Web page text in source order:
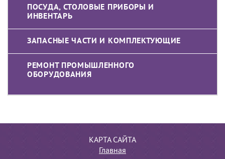
ПОСУДА, СТОЛОВЫЕ ПРИБОРЫ И
ИНВЕНТАРЬ
ЗАПАСНЫЕ ЧАСТИ И КОМПЛЕКТУЮЩИЕ
РЕМОНТ ПРОМЫШЛЕННОГО
ОБОРУДОВАНИЯ
КАРТА САЙТА
Главная